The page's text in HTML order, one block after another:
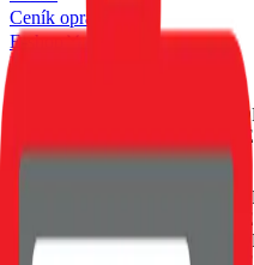
Ceník oprav
E-shop
Novinky